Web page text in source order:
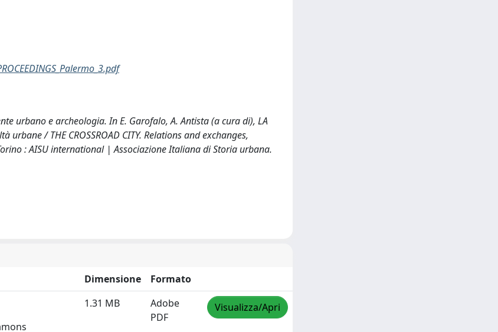
urbano e archeologia. In E. Garofalo, A. Antista (a cura di), LA
urbane / THE CROSSROAD CITY. Relations and exchanges,
: AISU international | Associazione Italiana di Storia urbana.
Dimensione
Formato
1.31 MB
Adobe
PDF
Visualizza/Apri